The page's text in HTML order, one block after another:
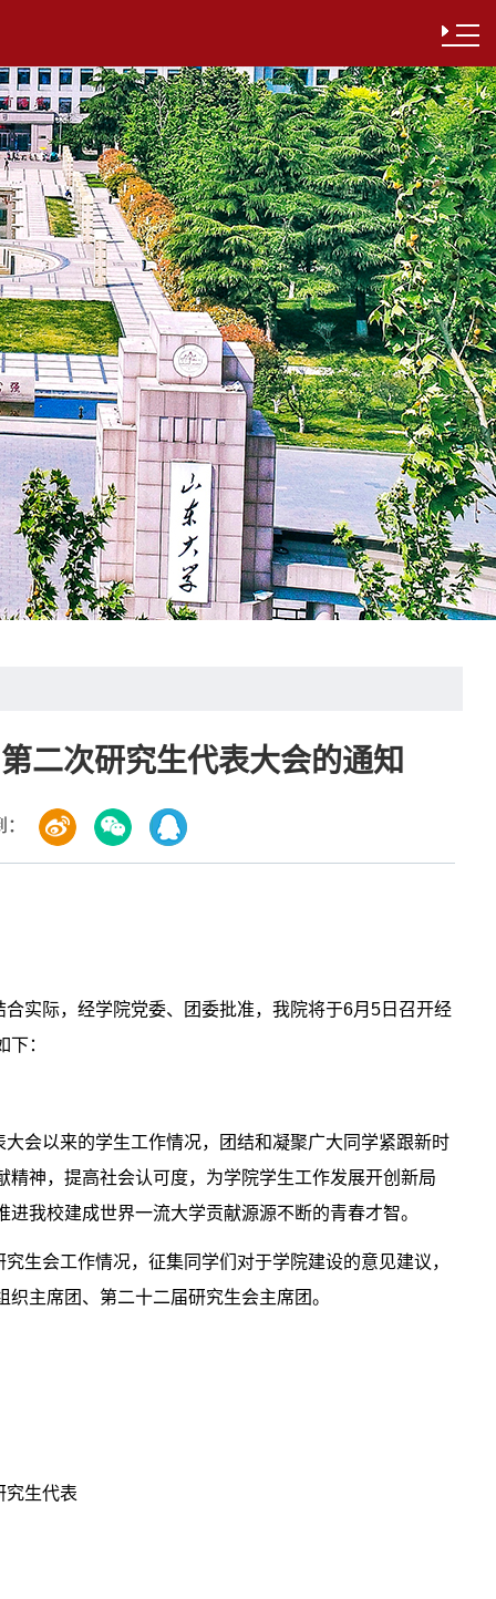
二次研究生代表大会的通知
：
实际，经学院党委、团委批准，我院将于6月 5 日召开经
：
会以来的学生工作情况，团结和凝聚广大同学紧跟新时
神，提高社会认可度，为学院学生工作发展开创新局
我校建成世界一流大学贡献源源不断的青春才智。
生会工作情况，征集同学们对于学院建设的意见建议，
主席团、第二十二届研究生会主席团。
究生代表